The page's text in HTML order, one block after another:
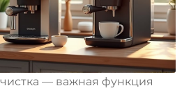
— важная функция